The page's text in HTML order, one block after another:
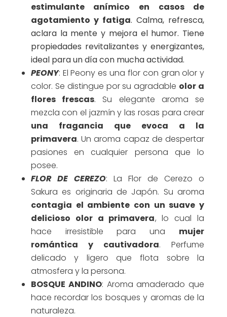
estimulante anímico en casos de
agotamiento y fatiga. Calma, refresca,
aclara la mente y mejora el humor. Tiene
propiedades revitalizantes y energizantes,
ideal para un día con mucha actividad.
PEONY: El Peony es una flor con gran olor y
color. Se distingue por su agradable olor a
flores frescas. Su elegante aroma se
mezcla con el jazmín y las rosas para crear
una fragancia que evoca a la
primavera. Un aroma capaz de despertar
pasiones en cualquier persona que lo
posee.
FLOR DE CEREZO: La Flor de Cerezo o
Sakura es originaria de Japón. Su aroma
contagia el ambiente con un suave y
delicioso olor a primavera, lo cual la
hace irresistible para una mujer
romántica y cautivadora. Perfume
delicado y ligero que flota sobre la
atmosfera y la persona.
BOSQUE ANDINO: Aroma amaderado que
hace recordar los bosques y aromas de la
naturaleza.